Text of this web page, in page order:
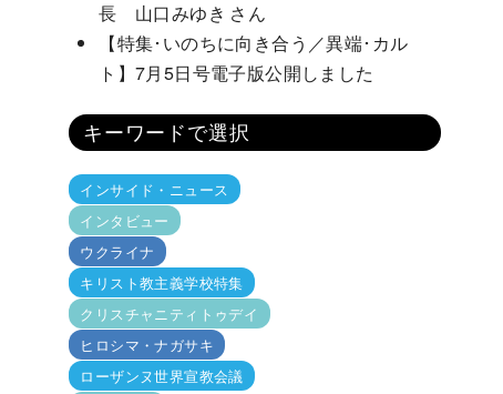
長 山口みゆき さん
【特集･いのちに向き合う／異端･カル
ト】7月5日号電子版公開しました
キーワードで選択
インサイド・ニュース
インタビュー
ウクライナ
キリスト教主義学校特集
クリスチャニティトゥデイ
ヒロシマ・ナガサキ
ローザンヌ世界宣教会議